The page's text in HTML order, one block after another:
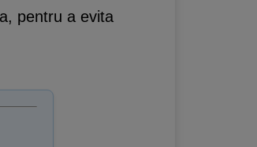
pentru a evita